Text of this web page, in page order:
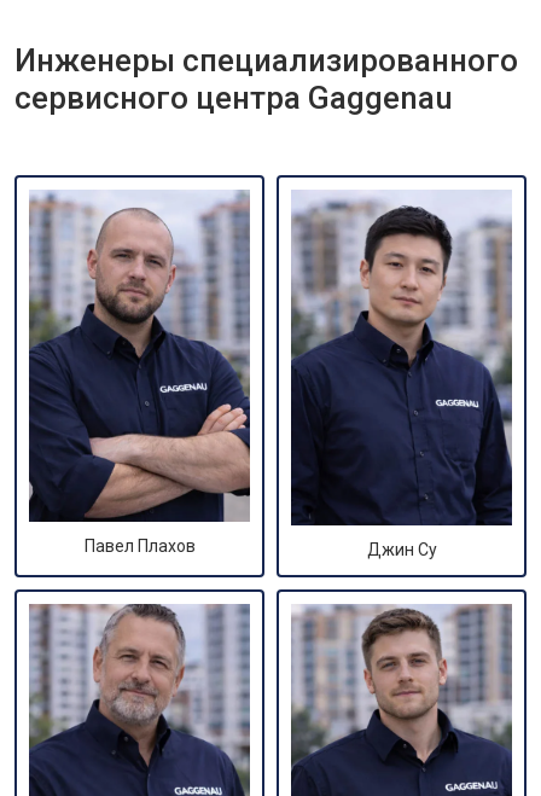
Инженеры специализированного
сервисного центра Gaggenau
Павел Плахов Джин Су